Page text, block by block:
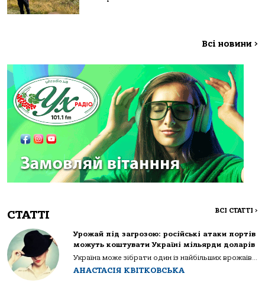
Всі новини >
СТАТТІ ВСІ СТАТТІ >
Урожай під загрозою: російські атаки портів
можуть коштувати Україні мільярди доларів
Україна може зібрати один із найбільших врожаїв...
АНАСТАСІЯ КВІТКОВСЬКА